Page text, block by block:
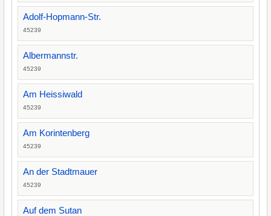
Adolf-Hopmann-Str.
45239
Albermannstr.
45239
Am Heissiwald
45239
Am Korintenberg
45239
An der Stadtmauer
45239
Auf dem Sutan